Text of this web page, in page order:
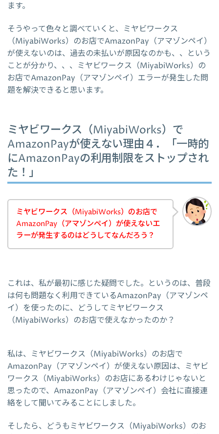
ます。
そうやって色々と調べていくと、ミヤビワークス
（MiyabiWorks）のお店でAmazonPay（アマゾンペイ）
が使えないのは、過去の未払いが原因なのかも、、という
ことが分かり、、、ミヤビワークス（MiyabiWorks）の
お店でAmazonPay（アマゾンペイ）エラーが発生した問
題を解決できると思います。
ミヤビワークス（MiyabiWorks）で
AmazonPayが使えない理由４．「一時的
にAmazonPayの利用制限をストップされ
た！」
ミヤビワークス（MiyabiWorks）のお店で
AmazonPay（アマゾンペイ）が使えないエ
ラーが発生するのはどうしてなんだろう？
これは、私が最初に感じた疑問でした。というのは、普段
は何も問題なく利用できているAmazonPay（アマゾンペ
イ）を使ったのに、どうしてミヤビワークス
（MiyabiWorks）のお店で使えなかったのか？
私は、ミヤビワークス（MiyabiWorks）のお店で
AmazonPay（アマゾンペイ）が使えない原因は、ミヤビ
ワークス（MiyabiWorks）のお店にあるわけじゃないと
思ったので、AmazonPay（アマゾンペイ）会社に直接連
絡をして聞いてみることにしました。
そしたら、どうもミヤビワークス（MiyabiWorks）のお